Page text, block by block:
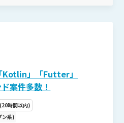
ンバーもいます。
Kotlin」「Futter」
案件多数！
時間以内)
ン系)